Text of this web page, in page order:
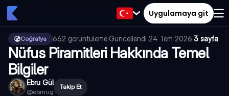
Uygulamaya git
Coğrafya 662 görüntüleme·Güncellendi 24 Tem 2026·3 sayfa
Nüfus Piramitleri Hakkında Temel
Bilgiler
Ebru Gül
@ebrrrug
Takip Et